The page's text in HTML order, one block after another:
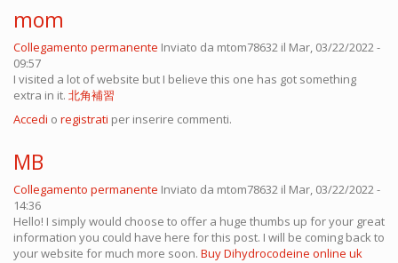
mom
Collegamento permanente Inviato da mtom78632 il Mar, 03/22/2022 -
09:57
I visited a lot of website but I believe this one has got something
extra in it. 北角補習
Accedi o registrati per inserire commenti.
MB
Collegamento permanente Inviato da mtom78632 il Mar, 03/22/2022 -
14:36
Hello! I simply would choose to offer a huge thumbs up for your great
information you could have here for this post. I will be coming back to
your website for much more soon. Buy Dihydrocodeine online uk